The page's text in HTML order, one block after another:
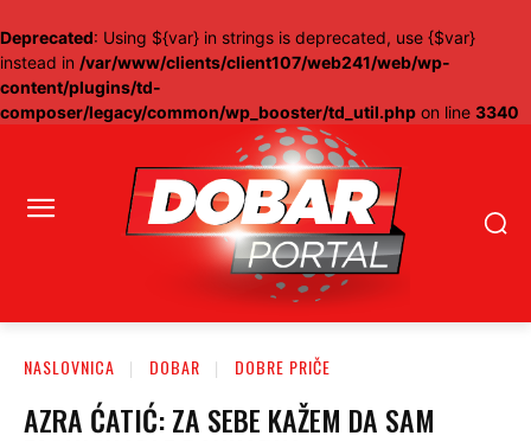
Deprecated: Using ${var} in strings is deprecated, use {$var}
instead in /var/www/clients/client107/web241/web/wp-
content/plugins/td-
composer/legacy/common/wp_booster/td_util.php on line 3340
NASLOVNICA DOBAR DOBRE PRIČE
AZRA ĆATIĆ: ZA SEBE KAŽEM DA SAM